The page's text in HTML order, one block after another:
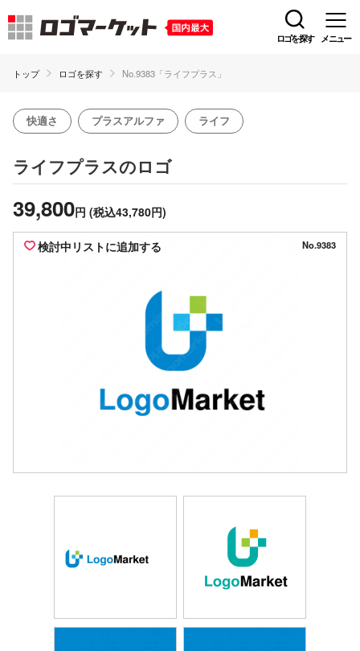
ロゴを探す メニュー
トップ ロゴを探す No.9383「ライフプラス」
快適さ プラスアルファ ライフ
ライフプラスのロゴ
39,800円 (税込43,780円)
検討中リストに追加する No.9383